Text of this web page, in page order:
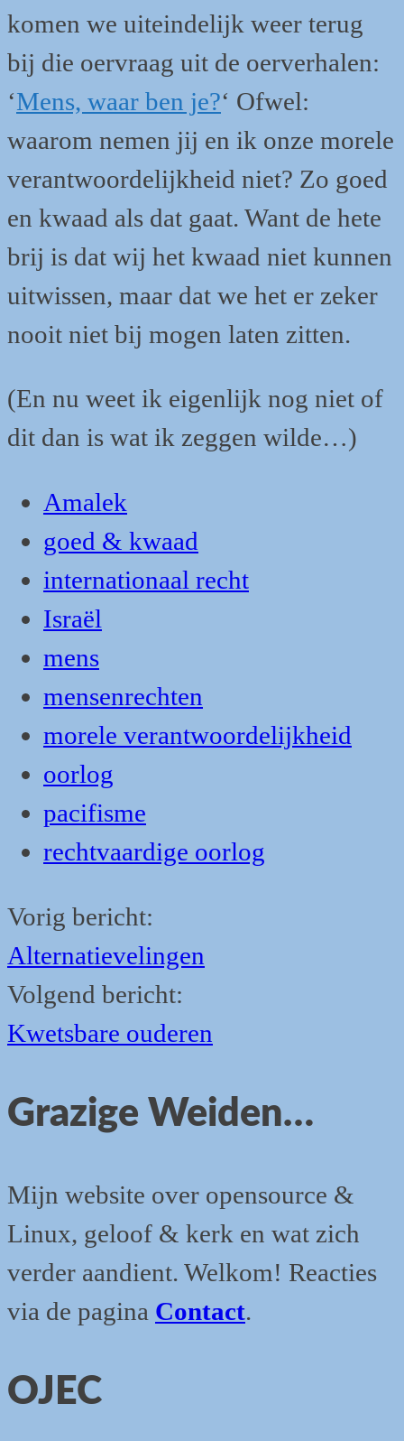
komen we uiteindelijk weer terug
bij die oervraag uit de oerverhalen:
‘Mens, waar ben je?‘ Ofwel:
waarom nemen jij en ik onze morele
verantwoordelijkheid niet? Zo goed
en kwaad als dat gaat. Want de hete
brij is dat wij het kwaad niet kunnen
uitwissen, maar dat we het er zeker
nooit niet bij mogen laten zitten.
(En nu weet ik eigenlijk nog niet of
dit dan is wat ik zeggen wilde…)
Amalek
goed & kwaad
internationaal recht
Israël
mens
mensenrechten
morele verantwoordelijkheid
oorlog
pacifisme
rechtvaardige oorlog
Vorig bericht:
Alternatievelingen
Volgend bericht:
Kwetsbare ouderen
Grazige Weiden…
Mijn website over opensource &
Linux, geloof & kerk en wat zich
verder aandient. Welkom! Reacties
via de pagina Contact.
OJEC